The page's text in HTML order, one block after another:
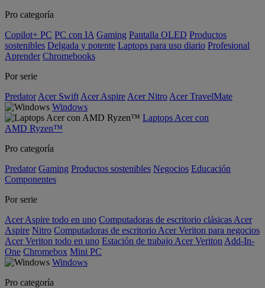
Pro categoría
Copilot+ PC PC con IA Gaming Pantalla OLED Productos
sostenibles Delgada y potente Laptops para uso diario Profesional
Aprender Chromebooks
Por serie
Predator Acer Swift Acer Aspire Acer Nitro Acer TravelMate
Windows
Laptops Acer con
AMD Ryzen™
Pro categoría
Predator Gaming Productos sostenibles Negocios Educación
Componentes
Por serie
Acer Aspire todo en uno Computadoras de escritorio clásicas Acer
Aspire Nitro Computadoras de escritorio Acer Veriton para negocios
Acer Veriton todo en uno Estación de trabajo Acer Veriton Add-In-
One Chromebox Mini PC
Windows
Pro categoría